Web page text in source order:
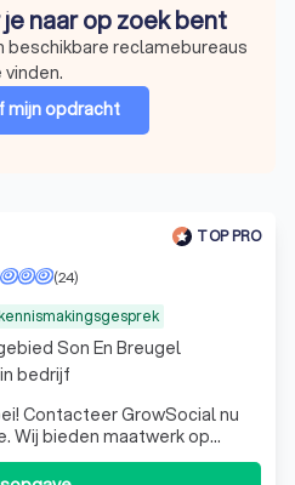
naar op zoek bent
beschikbare reclamebureaus
vinden.
mijn opdracht
TOP PRO
(24)
Contacteer GrowSocial nu
Wij bieden maatwerk op
advertising, SEO/SEA en
online!
Son En Breugel
bedrijf